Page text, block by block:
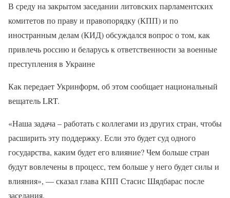
В среду на закрытом заседании литовских парламентских
комитетов по праву и правопорядку (КПП) и по
иностранным делам (КИД) обсуждался вопрос о том, как
привлечь россию и беларусь к ответственности за военные
преступления в Украине
Как передает Укринформ, об этом сообщает национальный
вещатель LRT.
«Наша задача – работать с коллегами из других стран, чтобы
расширить эту поддержку. Если это будет суд одного
государства, каким будет его влияние? Чем больше стран
будут вовлечены в процесс, тем больше у него будет силы и
влияния», — сказал глава КПП Стасис Шядбарас после
заседания.